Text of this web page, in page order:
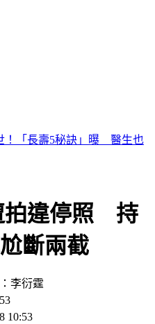
！「長壽5秘訣」曝 醫生也
拍違停照 持
斷兩截
李衍霆
10:53